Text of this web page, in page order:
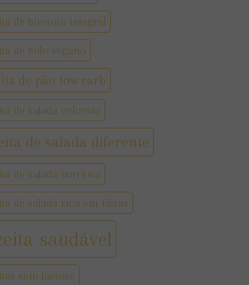
de biscoito integral
de bolo vegano
de pão low carb
de salada colorida
de salada diferente
de salada nutritiva
de salada rica em fibras
saudável
sem lactose